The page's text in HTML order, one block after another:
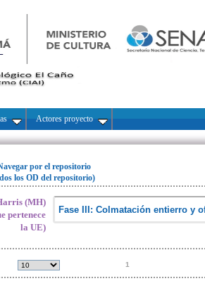
Actores proyecto
por el repositorio
los OD del repositorio)
(MH)
pertenece
la UE)
1